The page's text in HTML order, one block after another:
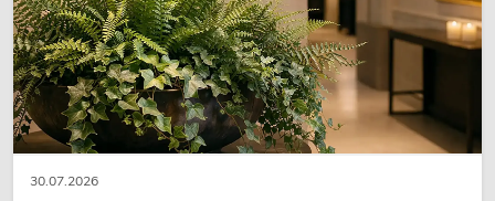
30.07.2026